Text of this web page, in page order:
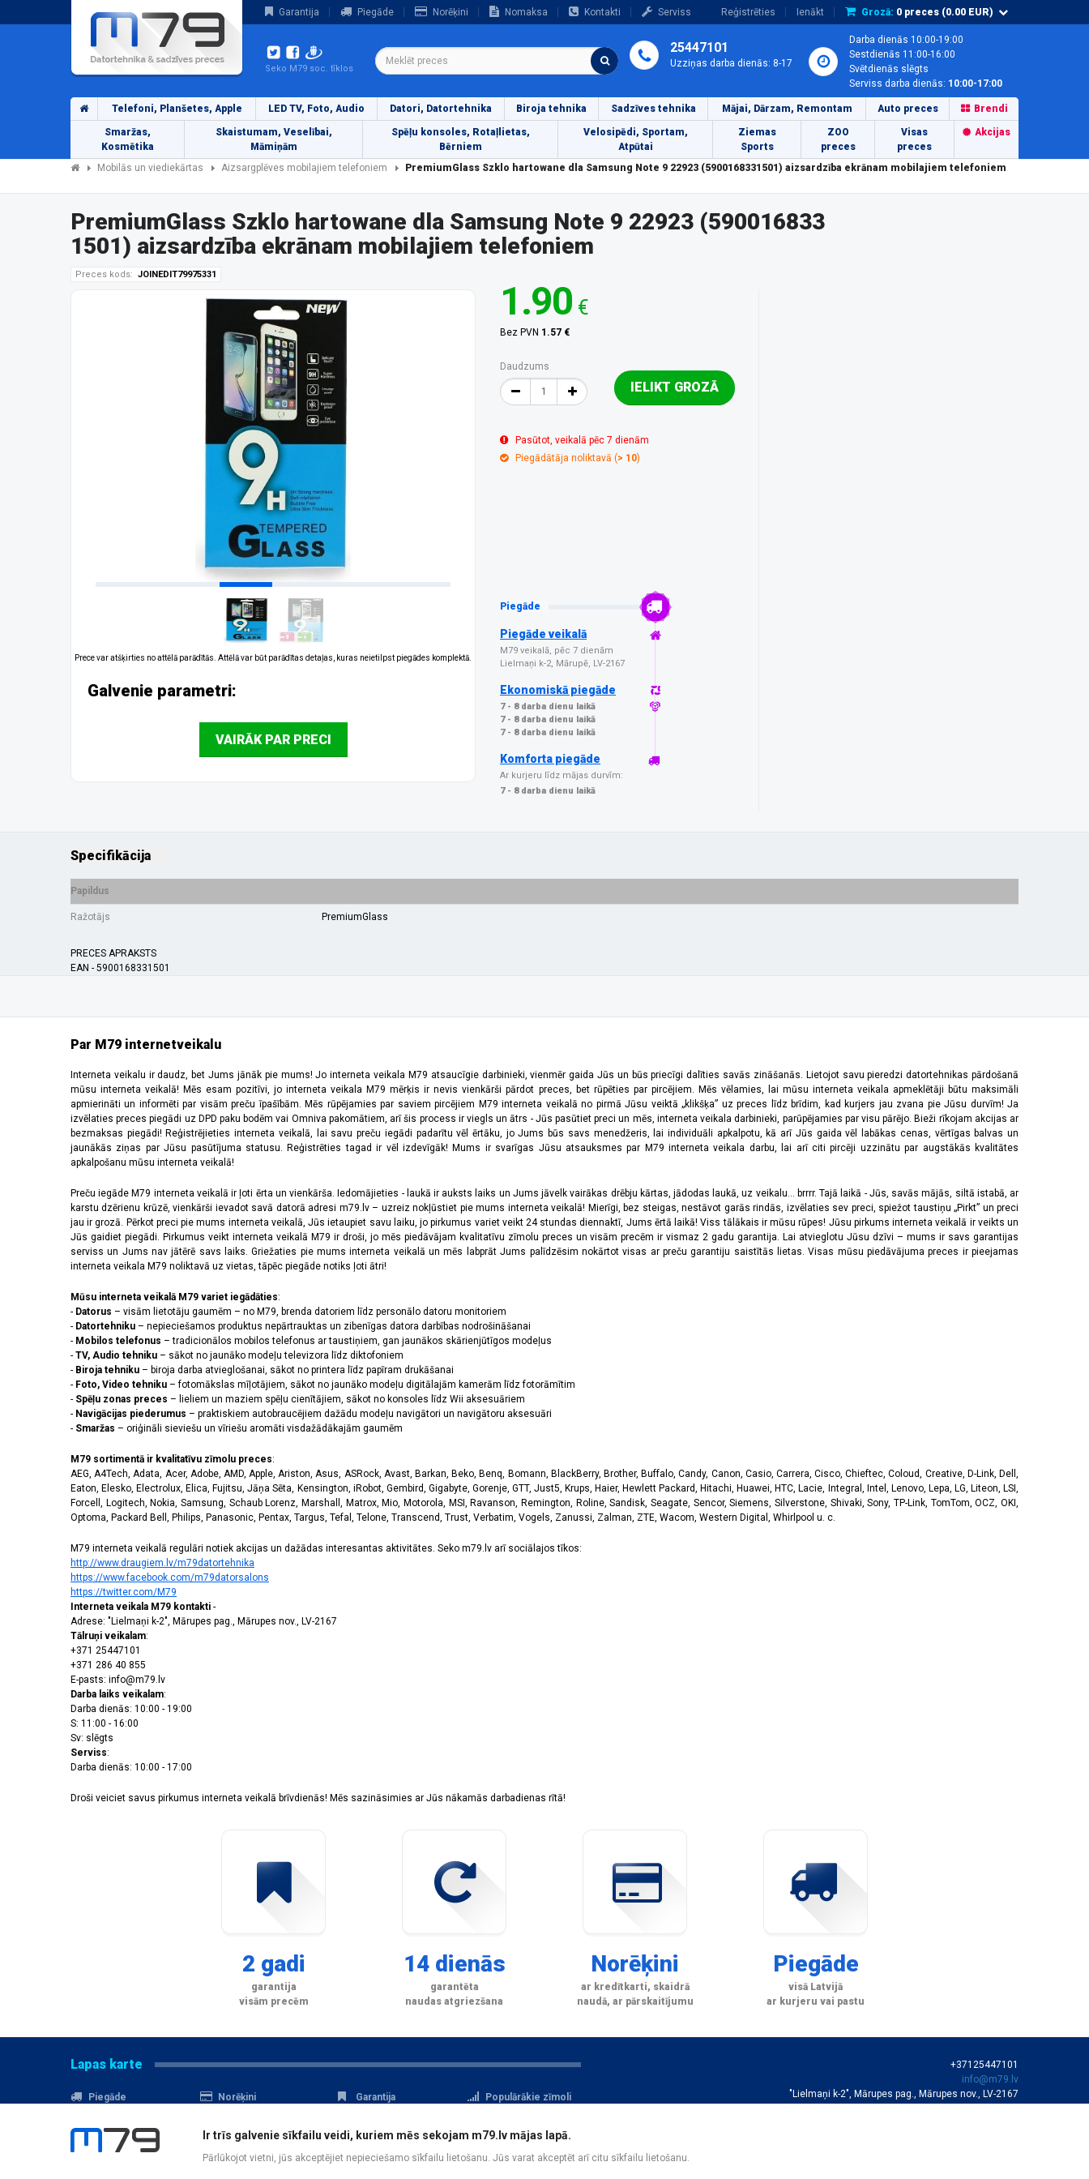
Garantija Piegāde Norēķini Nomaksa Kontakti Serviss Reģistrēties Ienākt Grozā: 0 preces (0.00 EUR)
Seko M79 soc. tīklos
25447101
Uzziņas darba dienās: 8-17
Darba dienās 10:00-19:00
Sestdienās 11:00-16:00
Svētdienās slēgts
Serviss darba dienās: 10:00-17:00
Telefoni, Planšetes, Apple LED TV, Foto, Audio Datori, Datortehnika Biroja tehnika Sadzīves tehnika Mājai, Dārzam, Remontam Auto preces Brendi
Smaržas,
Kosmētika
Skaistumam, Veselībai,
Māmiņām
Spēļu konsoles, Rotaļlietas,
Bērniem
Velosipēdi, Sportam,
Atpūtai
Ziemas
Sports
ZOO
preces
Visas
preces
Akcijas
Mobilās un viediekārtas Aizsargplēves mobilajiem telefoniem PremiumGlass Szklo hartowane dla Samsung Note 9 22923 (5900168331501) aizsardzība ekrānam mobilajiem telefoniem
PremiumGlass Szklo hartowane dla Samsung Note 9 22923 (590016833
1501) aizsardzība ekrānam mobilajiem telefoniem
Preces kods: JOINEDIT79975331
Prece var atšķirties no attēlā parādītās. Attēlā var būt parādītas detaļas, kuras neietilpst piegādes komplektā.
Galvenie parametri:
VAIRĀK PAR PRECI
1.90 €
Bez PVN 1.57 €
Daudzums
IELIKT GROZĀ
Pasūtot, veikalā pēc 7 dienām
Piegādātāja noliktavā (> 10)
Piegāde
Piegāde veikalā
M79 veikalā, pēc 7 dienām
Lielmaņi k-2, Mārupē, LV-2167
Ekonomiskā piegāde
7 - 8 darba dienu laikā
7 - 8 darba dienu laikā
7 - 8 darba dienu laikā
Komforta piegāde
Ar kurjeru līdz mājas durvīm:
7 - 8 darba dienu laikā
Specifikācija
Papildus
Ražotājs PremiumGlass
PRECES APRAKSTS
EAN - 5900168331501
Par M79 internetveikalu
Interneta veikalu ir daudz, bet Jums jānāk pie mums! Jo interneta veikala M79 atsaucīgie darbinieki, vienmēr gaida Jūs un būs priecīgi dalīties savās zināšanās. Lietojot savu pieredzi datortehnikas pārdošanā
mūsu interneta veikalā! Mēs esam pozitīvi, jo interneta veikala M79 mērķis ir nevis vienkārši pārdot preces, bet rūpēties par pircējiem. Mēs vēlamies, lai mūsu interneta veikala apmeklētāji būtu maksimāli
apmierināti un informēti par visām preču īpašībām. Mēs rūpējamies par saviem pircējiem M79 interneta veikalā no pirmā Jūsu veiktā „klikšķa” uz preces līdz brīdim, kad kurjers jau zvana pie Jūsu durvīm! Ja
izvēlaties preces piegādi uz DPD paku bodēm vai Omniva pakomātiem, arī šis process ir viegls un ātrs - Jūs pasūtiet preci un mēs, interneta veikala darbinieki, parūpējamies par visu pārējo. Bieži rīkojam akcijas ar
bezmaksas piegādi! Reģistrējieties interneta veikalā, lai savu preču iegādi padarītu vēl ērtāku, jo Jums būs savs menedžeris, lai individuāli apkalpotu, kā arī Jūs gaida vēl labākas cenas, vērtīgas balvas un
jaunākās ziņas par Jūsu pasūtījuma statusu. Reģistrēties tagad ir vēl izdevīgāk! Mums ir svarīgas Jūsu atsauksmes par M79 interneta veikala darbu, lai arī citi pircēji uzzinātu par augstākās kvalitātes
apkalpošanu mūsu interneta veikalā!
Preču iegāde M79 interneta veikalā ir ļoti ērta un vienkārša. Iedomājieties - laukā ir auksts laiks un Jums jāvelk vairākas drēbju kārtas, jādodas laukā, uz veikalu... brrrr. Tajā laikā - Jūs, savās mājās, siltā istabā, ar
karstu dzērienu krūzē, vienkārši ievadot savā datorā adresi m79.lv – uzreiz nokļūstiet pie mums interneta veikalā! Mierīgi, bez steigas, nestāvot garās rindās, izvēlaties sev preci, spiežot taustiņu „Pirkt” un preci
jau ir grozā. Pērkot preci pie mums interneta veikalā, Jūs ietaupiet savu laiku, jo pirkumus variet veikt 24 stundas diennaktī, Jums ērtā laikā! Viss tālākais ir mūsu rūpes! Jūsu pirkums interneta veikalā ir veikts un
Jūs gaidiet piegādi. Pirkumus veikt interneta veikalā M79 ir droši, jo mēs piedāvājam kvalitatīvu zīmolu preces un visām precēm ir vismaz 2 gadu garantija. Lai atvieglotu Jūsu dzīvi – mums ir savs garantijas
serviss un Jums nav jātērē savs laiks. Griežaties pie mums interneta veikalā un mēs labprāt Jums palīdzēsim nokārtot visas ar preču garantiju saistītās lietas. Visas mūsu piedāvājuma preces ir pieejamas
interneta veikala M79 noliktavā uz vietas, tāpēc piegāde notiks ļoti ātri!
Mūsu interneta veikalā M79 variet iegādāties:
- Datorus – visām lietotāju gaumēm – no M79, brenda datoriem līdz personālo datoru monitoriem
- Datortehniku – nepieciešamos produktus nepārtrauktas un zibenīgas datora darbības nodrošināšanai
- Mobilos telefonus – tradicionālos mobilos telefonus ar taustiņiem, gan jaunākos skārienjūtīgos modeļus
- TV, Audio tehniku – sākot no jaunāko modeļu televizora līdz diktofoniem
- Biroja tehniku – biroja darba atvieglošanai, sākot no printera līdz papīram drukāšanai
- Foto, Video tehniku – fotomākslas mīļotājiem, sākot no jaunāko modeļu digitālajām kamerām līdz fotorāmītim
- Spēļu zonas preces – lieliem un maziem spēļu cienītājiem, sākot no konsoles līdz Wii aksesuāriem
- Navigācijas piederumus – praktiskiem autobraucējiem dažādu modeļu navigātori un navigātoru aksesuāri
- Smaržas – oriģināli sieviešu un vīriešu aromāti visdažādākajām gaumēm
M79 sortimentā ir kvalitatīvu zīmolu preces:
AEG, A4Tech, Adata, Acer, Adobe, AMD, Apple, Ariston, Asus, ASRock, Avast, Barkan, Beko, Benq, Bomann, BlackBerry, Brother, Buffalo, Candy, Canon, Casio, Carrera, Cisco, Chieftec, Coloud, Creative, D-Link, Dell,
Eaton, Elesko, Electrolux, Elica, Fujitsu, Jāņa Sēta, Kensington, iRobot, Gembird, Gigabyte, Gorenje, GTT, Just5, Krups, Haier, Hewlett Packard, Hitachi, Huawei, HTC, Lacie, Integral, Intel, Lenovo, Lepa, LG, Liteon, LSI,
Forcell, Logitech, Nokia, Samsung, Schaub Lorenz, Marshall, Matrox, Mio, Motorola, MSI, Ravanson, Remington, Roline, Sandisk, Seagate, Sencor, Siemens, Silverstone, Shivaki, Sony, TP-Link, TomTom, OCZ, OKI,
Optoma, Packard Bell, Philips, Panasonic, Pentax, Targus, Tefal, Telone, Transcend, Trust, Verbatim, Vogels, Zanussi, Zalman, ZTE, Wacom, Western Digital, Whirlpool u. c.
M79 interneta veikalā regulāri notiek akcijas un dažādas interesantas aktivitātes. Seko m79.lv arī sociālajos tīkos:
http://www.draugiem.lv/m79datortehnika
https://www.facebook.com/m79datorsalons
https://twitter.com/M79
Interneta veikala M79 kontakti -
Adrese: "Lielmaņi k-2", Mārupes pag., Mārupes nov., LV-2167
Tālruņi veikalam:
+371 25447101
+371 286 40 855
E-pasts: info@m79.lv
Darba laiks veikalam:
Darba dienās: 10:00 - 19:00
S: 11:00 - 16:00
Sv: slēgts
Serviss:
Darba dienās: 10:00 - 17:00
Droši veiciet savus pirkumus interneta veikalā brīvdienās! Mēs sazināsimies ar Jūs nākamās darbadienas rītā!
2 gadi
garantija
visām precēm
14 dienās
garantēta
naudas atgriezšana
Norēķini
ar kredītkarti, skaidrā
naudā, ar pārskaitījumu
Piegāde
visā Latvijā
ar kurjeru vai pastu
Lapas karte
Piegāde
Norēķini
Akcijas
Serviss
Garantija
Populārākie zīmoli
Datu aizsardzība
Reģistrācija
+37125447101
info@m79.lv
"Lielmaņi k-2", Mārupes pag., Mārupes nov., LV-2167
Ir trīs galvenie sīkfailu veidi, kuriem mēs sekojam m79.lv mājas lapā.
Pārlūkojot vietni, jūs akceptējiet nepieciešamo sīkfailu lietošanu. Jūs varat akceptēt arī citu sīkfailu lietošanu.